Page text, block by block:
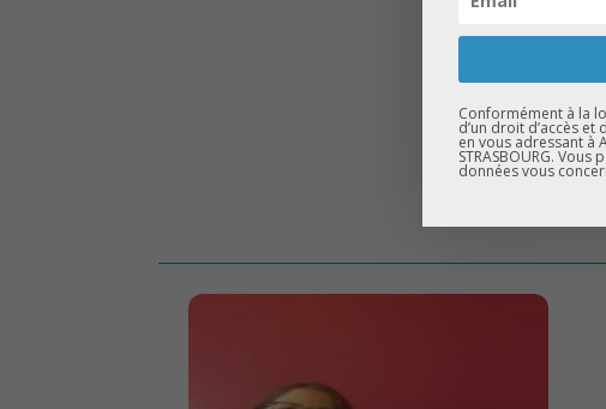
Conformément à la
d’un droit d’accès
en vous adressant à
STRASBOURG.
données vous